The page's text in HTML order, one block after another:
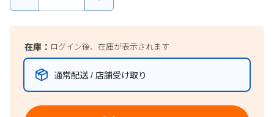
在庫： ログイン後、在庫が表示されます
通常配送 / 店舗受け取り